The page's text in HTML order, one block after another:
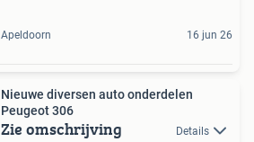
Apeldoorn 16 jun 26
Nieuwe diversen auto onderdelen
Peugeot 306
Zie omschrijving Details